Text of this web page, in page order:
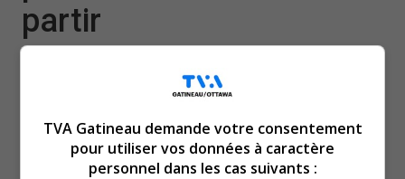
partir
TVA Gatineau demande votre consentement
pour utiliser vos données à caractère
personnel dans les cas suivants :